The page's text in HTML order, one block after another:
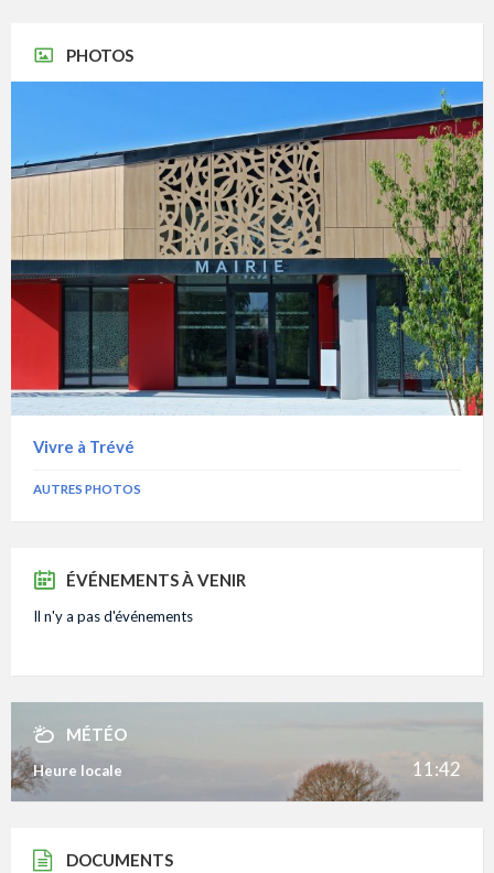
PHOTOS
Vivre à Trévé
AUTRES PHOTOS
ÉVÉNEMENTS À VENIR
Il n'y a pas d'événements
MÉTÉO
Heure locale 11:42
DOCUMENTS